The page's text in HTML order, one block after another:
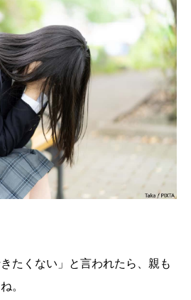
たくない」と言われたら、親も
。